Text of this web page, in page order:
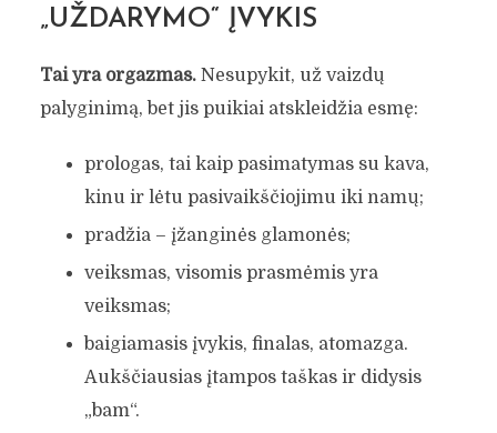
„UŽDARYMO“ ĮVYKIS
Tai yra orgazmas.Nesupykit, už vaizdų
palyginimą, bet jis puikiai atskleidžia esmę:
prologas, tai kaip pasimatymas su kava,
kinu ir lėtu pasivaikščiojimu iki namų;
pradžia – įžanginės glamonės;
veiksmas, visomis prasmėmis yra
veiksmas;
baigiamasis įvykis, finalas, atomazga.
Aukščiausias įtampos taškas ir didysis
„bam“.